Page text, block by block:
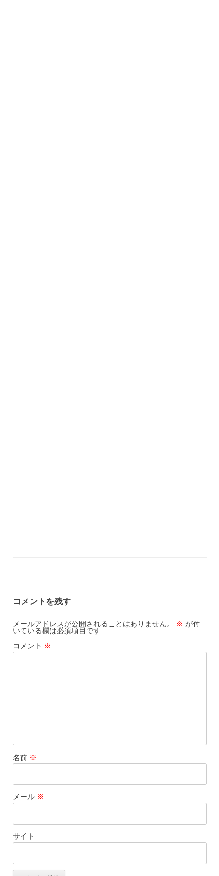
コメントを残す
メールアドレスが公開されることはありません。 ※ が付
いている欄は必須項目です
コメント ※
名前 ※
メール ※
サイト